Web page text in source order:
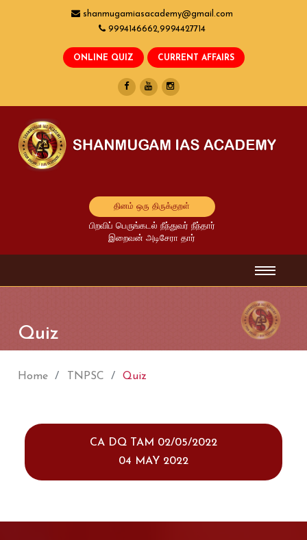
shanmugamiasacademy@gmail.com
9994146662,9994427714
தினம் ஒரு திருக்குறள்
பிறவிப் பெருங்கடல் நீந்துவர் நீந்தார்
இறைவன் அடிசேரா தார்
Quiz
Home TNPSC Quiz
CA DQ TAM 02/05/2022
04 MAY 2022